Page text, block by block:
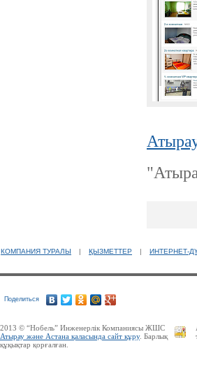
КОМПАНИЯ ТУРАЛЫ | ҚЫЗМЕТТЕР | ИНТЕРНЕТ-
Поделиться
2013 © “Нобель” Инженерлік Компаниясы ЖШС
Атырау және Астана қаласында сайт құру. Барлық
құқықтар қорғалған.